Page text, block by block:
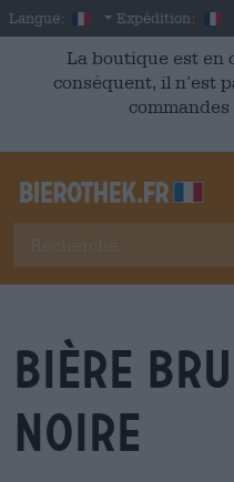
Skip to main content
Langue: French
Expédition:
La boutique est en
conséquent, il n’est
commandes
bière
noire